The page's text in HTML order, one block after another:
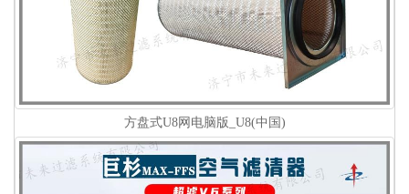
方盘式U8网电脑版_U8(中国)